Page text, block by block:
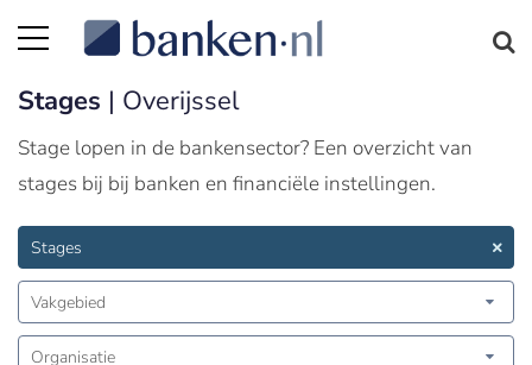
Stages | Overijssel
Stage lopen in de bankensector? Een overzicht van
stages bij bij banken en financiële instellingen.
Stages
Vakgebied
Organisatie